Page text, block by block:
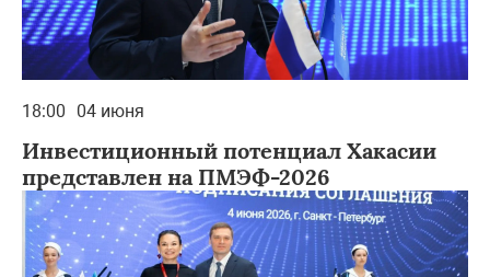
18:00 04 июня
Инвестиционный потенциал Хакасии
представлен на ПМЭФ-2026